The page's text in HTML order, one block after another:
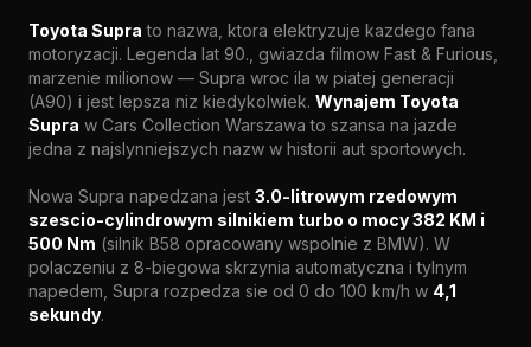
Toyota Supra to nazwa, ktora elektryzuje kazdego fana
motoryzacji. Legenda lat 90., gwiazda filmow Fast & Furious,
marzenie milionow — Supra wroc ila w piatej generacji
(A90) i jest lepsza niz kiedykolwiek. Wynajem Toyota
Supra w Cars Collection Warszawa to szansa na jazde
jedna z najslynniejszych nazw w historii aut sportowych.
Nowa Supra napedzana jest 3.0-litrowym rzedowym
szescio-cylindrowym silnikiem turbo o mocy 382 KM i
500 Nm (silnik B58 opracowany wspolnie z BMW). W
polaczeniu z 8-biegowa skrzynia automatyczna i tylnym
napedem, Supra rozpedza sie od 0 do 100 km/h w 4,1
sekundy.